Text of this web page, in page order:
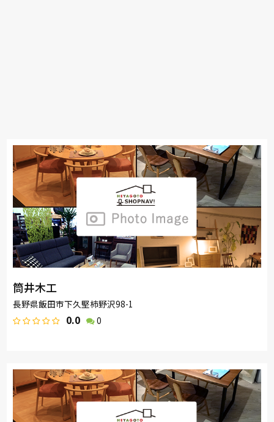
筒井木工
長野県飯田市下久堅柿野沢98-1
0.0 0